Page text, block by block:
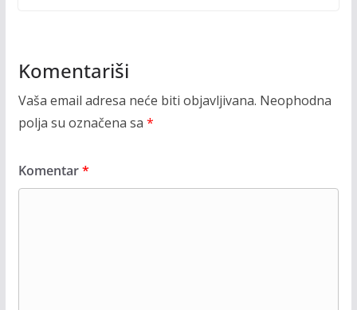
Komentariši
Vaša email adresa neće biti objavljivana. Neophodna
polja su označena sa *
Komentar*